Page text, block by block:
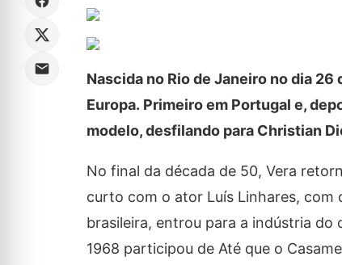
Nascida no Rio de Janeiro no dia
Europa. Primeiro em Portugal e,
modelo, desfilando para Christian
No final da década de 50, Vera
curto com o ator Luís Linhares, com
brasileira, entrou para a indústria do
1968 participou de Até que o